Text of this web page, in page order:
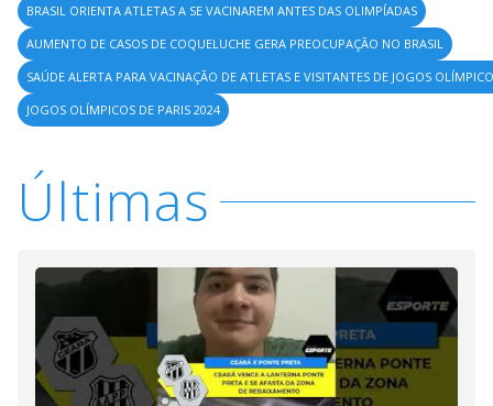
BRASIL ORIENTA ATLETAS A SE VACINAREM ANTES DAS OLIMPÍADAS
AUMENTO DE CASOS DE COQUELUCHE GERA PREOCUPAÇÃO NO BRASIL
SAÚDE ALERTA PARA VACINAÇÃO DE ATLETAS E VISITANTES DE JOGOS
JOGOS OLÍMPICOS DE PARIS 2024
Últimas